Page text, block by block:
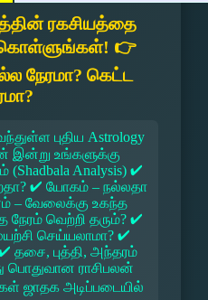
ரகசியத்தை
கொள்ளுங்கள்! 👉
நேரமா? கெட்ட
புதிய Astrology
இன்று உங்களுக்கு
(Shadbala Analysis) ✔
✔ யோகம் – நல்லதா
– வேலைக்கு உகந்த
நேரம் வெற்றி தரும்? ✔
செய்யலாமா? ✔
தசை, புத்தி, அந்தரம்
பொதுவான ராசிபலன்
ஜாதக அடிப்படையில்